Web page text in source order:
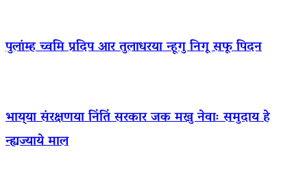
पुलांम्ह च्वमि प्रदिप आर तुलाधरया न्हूगु निगू सफू पिदन
भाय्‌या संरक्षणया निंतिं सरकार जक मखु नेवाः समुदाय हे
न्ह्यज्याये माल